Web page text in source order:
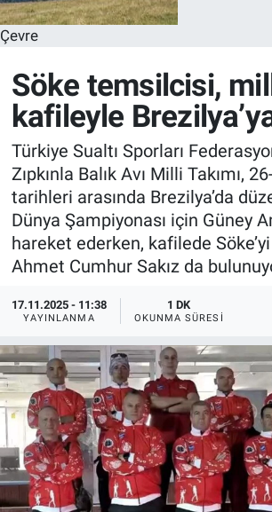
Çevre
Söke temsilcisi,
kafileyle
Türkiye Sualtı Sporları
Zıpkınla Balık Avı Milli Takımı,
tarihleri arasında Brezilya’da
Dünya Şampiyonası için Güney
hareket ederken, kafilede
Ahmet Cumhur Sakız da
17.11.2025 - 11:38
YAYINLANMA
1 DK
OKUNMA SÜRESI